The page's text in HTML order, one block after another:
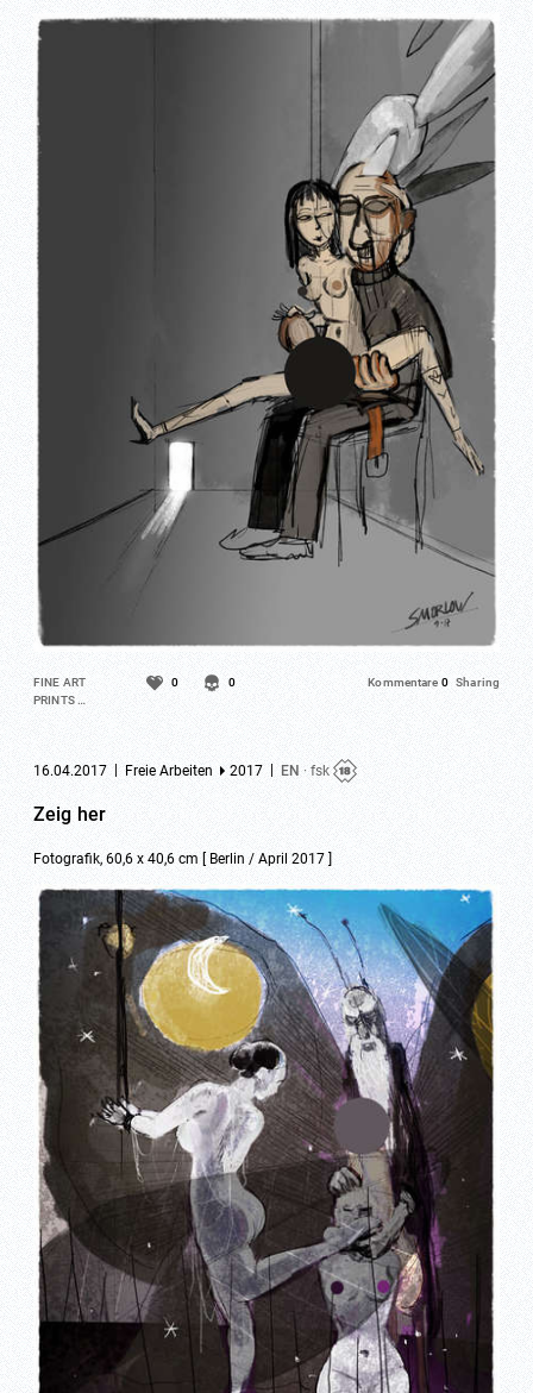
FINE ART
PRINTS …
0 0 Kommentare 0 Sharing
16.04.2017 Freie Arbeiten 2017 EN · fsk
Zeig her
Fotografik, 60,6 x 40,6 cm [ Berlin / April 2017 ]